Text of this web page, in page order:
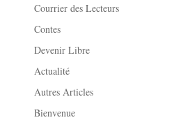
Courrier des Lecteurs
Contes
Devenir Libre
Actualité
Autres Articles
Bienvenue